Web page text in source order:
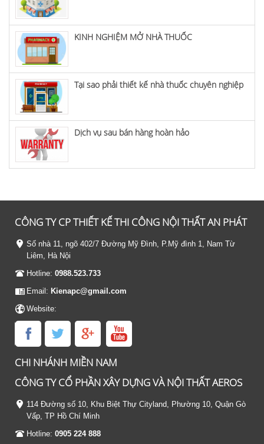
KINH NGHIỆM MỞ NHÀ THUỐC
Tại sao phải thiết kế nhà thuốc chuyên nghiệp
Dịch vụ sau bán hàng hoàn hảo
CÔNG TY CP THIẾT KẾ THI CÔNG NỘI THẤT AN PHÁT
Số nhà 11, ngõ 402/7 Đường Mỹ Đình, P.Mỹ đình 1, Nam Từ
Liêm, Hà Nội
Hotline: 0988.523.733
Email: Kienapc@gmail.com
Website:
CHI NHÁNH MIỀN NAM
CÔNG TY CỔ PHẦN XÂY DỰNG VÀ NỘI THẤT AEROS
114 Đường số 10, Khu Biệt Thự Cityland, Phường 10, Quận Gò
Vấp, TP Hồ Chí Minh
Hotline: 0905 224 888